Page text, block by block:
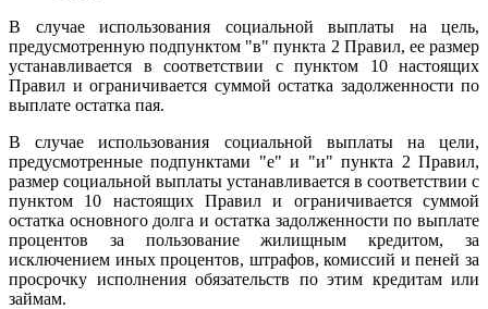
В случае использования социальной выплаты на цель,
предусмотренную подпунктом "в" пункта 2 Правил, ее размер
устанавливается в соответствии с пунктом 10 настоящих
Правил и ограничивается суммой остатка задолженности по
выплате остатка пая.
В случае использования социальной выплаты на цели,
предусмотренные подпунктами "е" и "и" пункта 2 Правил,
размер социальной выплаты устанавливается в соответствии с
пунктом 10 настоящих Правил и ограничивается суммой
остатка основного долга и остатка задолженности по выплате
процентов за пользование жилищным кредитом, за
исключением иных процентов, штрафов, комиссий и пеней за
просрочку исполнения обязательств по этим кредитам или
займам.